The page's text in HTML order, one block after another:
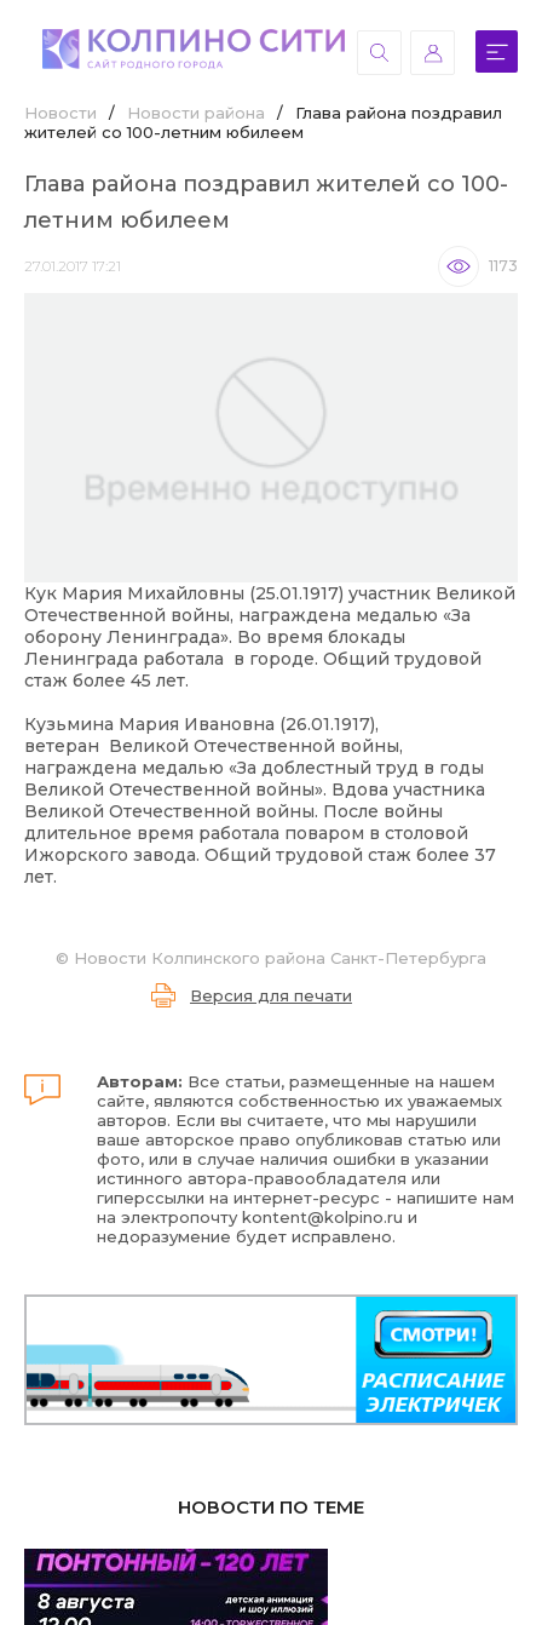
Новости / Новости района /
Глава района поздравил
жителей со 100-летним юбилеем
Глава района поздравил жителей со 100-
летним юбилеем
27.01.2017 17:21 1173
Кук Мария Михайловны (25.01.1917) участник Великой
Отечественной войны, награждена медалью «За
оборону Ленинграда». Во время блокады
Ленинграда работала в городе. Общий трудовой
стаж более 45 лет.
Кузьмина Мария Ивановна (26.01.1917),
ветеран Великой Отечественной войны,
награждена медалью «За доблестный труд в годы
Великой Отечественной войны». Вдова участника
Великой Отечественной войны. После войны
длительное время работала поваром в столовой
Ижорского завода. Общий трудовой стаж более 37
лет.
© Новости Колпинского района Санкт-Петербурга
Версия для печати
Авторам: Все статьи, размещенные на нашем
сайте, являются собственностью их уважаемых
авторов. Если вы считаете, что мы нарушили
ваше авторское право опубликовав статью или
фото, или в случае наличия ошибки в указании
истинного автора-правообладателя или
гиперссылки на интернет-ресурс - напишите нам
на электропочтуkontent@kolpino.ru и
недоразумение будет исправлено.
НОВОСТИ ПО ТЕМЕ